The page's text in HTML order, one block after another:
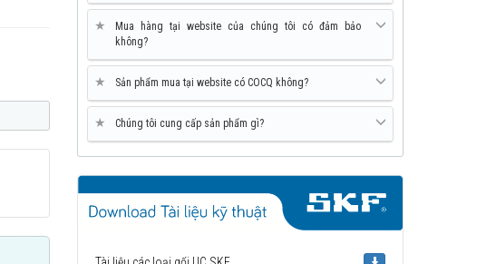
★
Mua hàng tại website của chúng tôi có đảm bảo
không?
★ Sản phẩm mua tại website có COCQ không?
★ Chúng tôi cung cấp sản phẩm gì?